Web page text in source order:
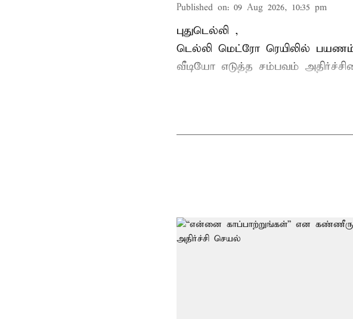
Published on: 09 Aug 2026, 10:35 pm
புதுடெல்லி ,
டெல்லி மெட்ரோ ரெயிலில்
வீடியோ எடுத்த சம்பவம்